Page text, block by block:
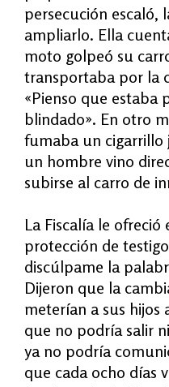
persecución escaló,
ampliarlo. Ella
moto golpeó su
transportaba por la
«Pienso que estaba
blindado». En otro
fumaba un cigarrillo
un hombre vino
subirse al carro de
La Fiscalía le
protección de
discúlpame la
Dijeron que la
meterían a sus hijos
que no podría salir
ya no podría
que cada ocho días